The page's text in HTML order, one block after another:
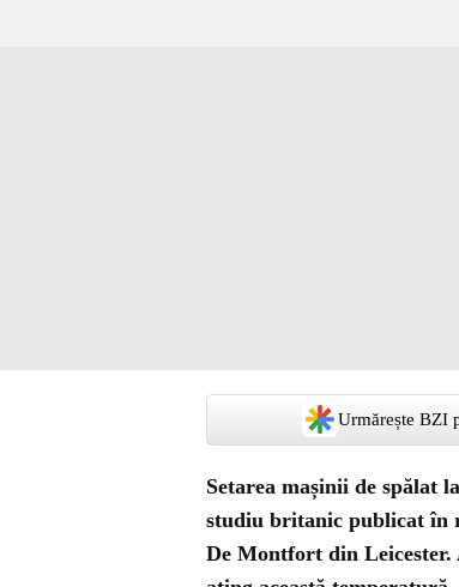
Urmărește BZI
Setarea mașinii de spălat
studiu britanic publicat în
De Montfort din Leicester.